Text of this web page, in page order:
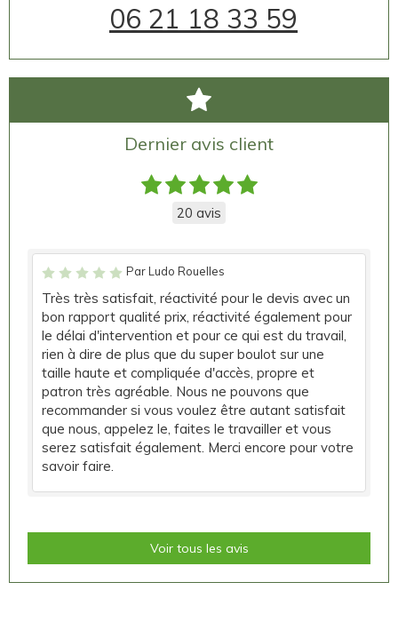
06 21 18 33 59
Dernier avis client
20 avis
Par Ludo Rouelles
Très très satisfait, réactivité pour le devis avec un
bon rapport qualité prix, réactivité également pour
le délai d'intervention et pour ce qui est du travail,
rien à dire de plus que du super boulot sur une
taille haute et compliquée d'accès, propre et
patron très agréable. Nous ne pouvons que
recommander si vous voulez être autant satisfait
que nous, appelez le, faites le travailler et vous
serez satisfait également. Merci encore pour votre
savoir faire.
Voir tous les avis